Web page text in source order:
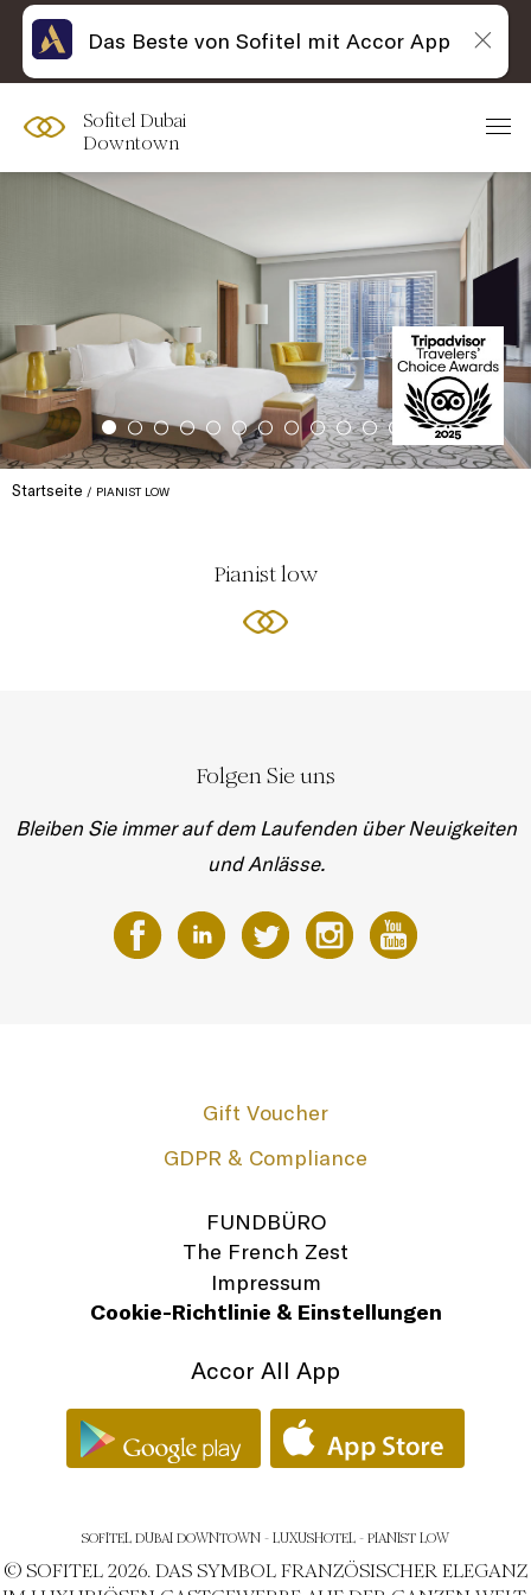
Sofitel Dubai
Downtown
Startseite PIANIST LOW
Pianist low
Folgen Sie uns
Bleiben Sie immer auf dem Laufenden über Neuigkeiten
und Anlässe.
Gift Voucher
GDPR & Compliance
FUNDBÜRO
The French Zest
Impressum
Cookie-Richtlinie & Einstellungen
Accor All App
SOFITEL DUBAI DOWNTOWN - LUXUSHOTEL - PIANIST LOW
© SOFITEL 2026. DAS SYMBOL FRANZÖSISCHER ELEGANZ
Das Beste von Sofitel mit Accor App